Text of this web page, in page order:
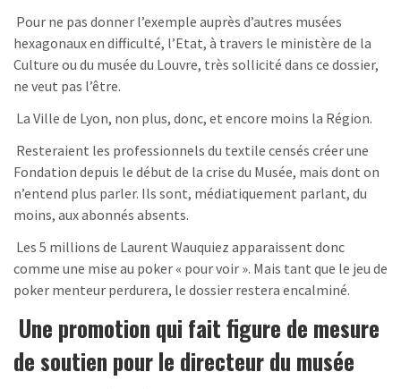
Pour ne pas donner l’exemple auprès d’autres musées
hexagonaux en difficulté, l’Etat, à travers le ministère de la
Culture ou du musée du Louvre, très sollicité dans ce dossier,
ne veut pas l’être.
La Ville de Lyon, non plus, donc, et encore moins la Région.
Resteraient les professionnels du textile censés créer une
Fondation depuis le début de la crise du Musée, mais dont on
n’entend plus parler. Ils sont, médiatiquement parlant, du
moins, aux abonnés absents.
Les 5 millions de Laurent Wauquiez apparaissent donc
comme une mise au poker « pour voir ». Mais tant que le jeu de
poker menteur perdurera, le dossier restera encalminé.
Une promotion qui fait figure de mesure
de soutien pour le directeur du musée